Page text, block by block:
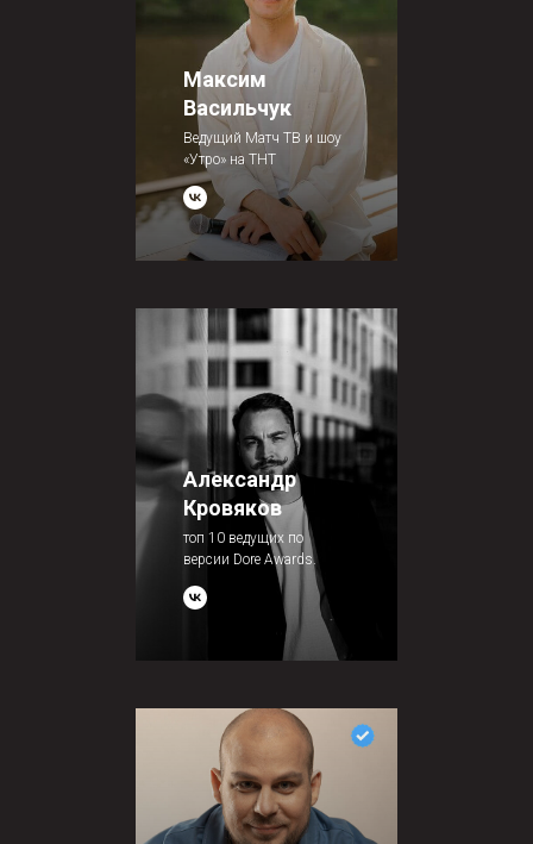
Максим
Васильчук
Ведущий Матч ТВ и шоу
«Утро» на ТНТ
Александр
Кровяков
топ 10 ведущих по
версии Dore Awards.